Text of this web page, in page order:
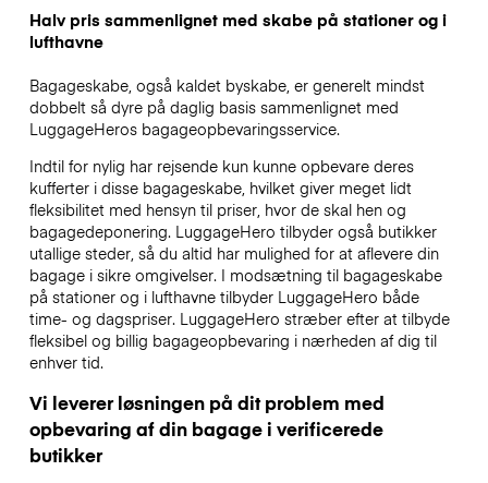
Halv pris sammenlignet med skabe på stationer og i
lufthavne
Bagageskabe, også kaldet byskabe, er generelt mindst
dobbelt så dyre på daglig basis sammenlignet med
LuggageHeros bagageopbevaringsservice.
Indtil for nylig har rejsende kun kunne opbevare deres
kufferter i disse bagageskabe, hvilket giver meget lidt
fleksibilitet med hensyn til priser, hvor de skal hen og
bagagedeponering. LuggageHero tilbyder også butikker
utallige steder, så du altid har mulighed for at aflevere din
bagage i sikre omgivelser. I modsætning til bagageskabe
på stationer og i lufthavne tilbyder LuggageHero både
time- og dagspriser. LuggageHero stræber efter at tilbyde
fleksibel og billig bagageopbevaring i nærheden af dig til
enhver tid.
Vi leverer løsningen på dit problem med
opbevaring af din bagage i verificerede
butikker